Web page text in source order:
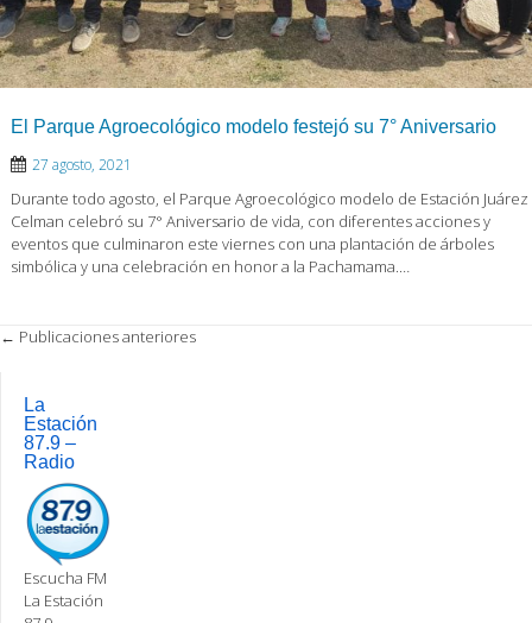
El Parque Agroecológico modelo festejó su 7° Aniversario
27 agosto, 2021
Durante todo agosto, el Parque Agroecológico modelo de Estación Juárez
Celman celebró su 7° Aniversario de vida, con diferentes acciones y
eventos que culminaron este viernes con una plantación de árboles
simbólica y una celebración en honor a la Pachamama.…
Post
← Publicaciones anteriores
La
Estación
87.9 –
Radio
Escucha FM
La Estación